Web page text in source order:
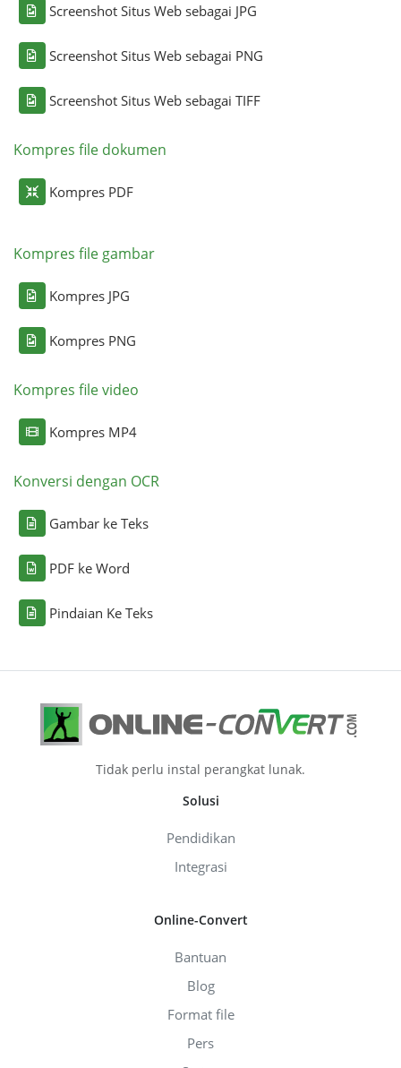
Screenshot Situs Web sebagai JPG
Screenshot Situs Web sebagai PNG
Screenshot Situs Web sebagai TIFF
Kompres file dokumen
Kompres PDF
Kompres file gambar
Kompres JPG
Kompres PNG
Kompres file video
Kompres MP4
Konversi dengan OCR
Gambar ke Teks
PDF ke Word
Pindaian Ke Teks
Tidak perlu instal perangkat lunak.
Solusi
Pendidikan
Integrasi
Online-Convert
Bantuan
Blog
Format file
Pers